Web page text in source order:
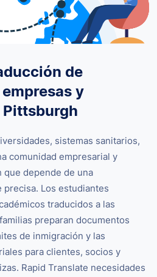
de
y
sistemas sanitarios,
comunidad empresarial y
que depende de una
Los estudiantes
traducidos a las
preparan documentos
de inmigración y las
para clientes, socios y
Rapid Translate necesidades